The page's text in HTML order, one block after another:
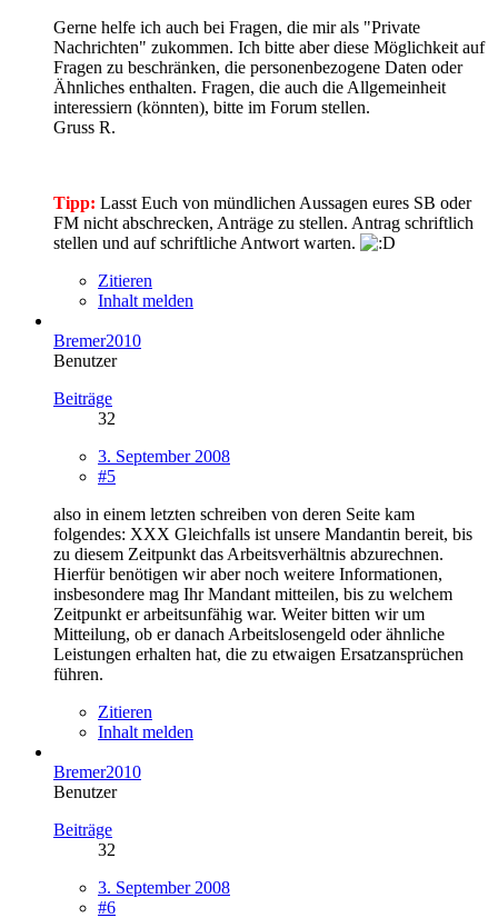
Gerne helfe ich auch bei Fragen, die mir als "Private
Nachrichten" zukommen. Ich bitte aber diese Möglichkeit auf
Fragen zu beschränken, die personenbezogene Daten oder
Ähnliches enthalten. Fragen, die auch die Allgemeinheit
interessiern (könnten), bitte im Forum stellen.
Gruss R.
Tipp: Lasst Euch von mündlichen Aussagen eures SB oder
FM nicht abschrecken, Anträge zu stellen. Antrag schriftlich
stellen und auf schriftliche Antwort warten.
Zitieren
Inhalt melden
Bremer2010
Benutzer
Beiträge
32
3. September 2008
#5
also in einem letzten schreiben von deren Seite kam
folgendes: XXX Gleichfalls ist unsere Mandantin bereit, bis
zu diesem Zeitpunkt das Arbeitsverhältnis abzurechnen.
Hierfür benötigen wir aber noch weitere Informationen,
insbesondere mag Ihr Mandant mitteilen, bis zu welchem
Zeitpunkt er arbeitsunfähig war. Weiter bitten wir um
Mitteilung, ob er danach Arbeitslosengeld oder ähnliche
Leistungen erhalten hat, die zu etwaigen Ersatzansprüchen
führen.
Zitieren
Inhalt melden
Bremer2010
Benutzer
Beiträge
32
3. September 2008
#6